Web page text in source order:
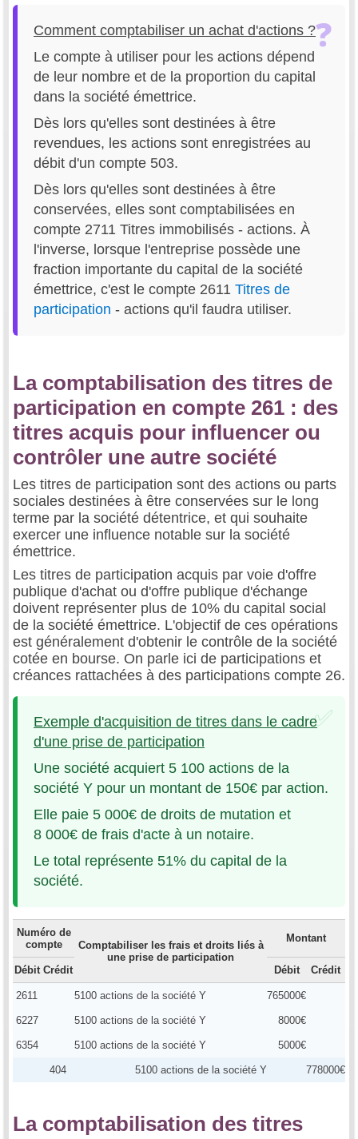
Comment comptabiliser un achat d'actions ?
Le compte à utiliser pour les actions dépend
de leur nombre et de la proportion du capital
dans la société émettrice.
Dès lors qu'elles sont destinées à être
revendues, les actions sont enregistrées au
débit d'un compte 503.
Dès lors qu'elles sont destinées à être
conservées, elles sont comptabilisées en
compte 2711 Titres immobilisés - actions. À
l'inverse, lorsque l'entreprise possède une
fraction importante du capital de la société
émettrice, c'est le compte 2611 Titres de
participation - actions qu'il faudra utiliser.
La comptabilisation des titres de
participation en compte 261 : des
titres acquis pour influencer ou
contrôler une autre société
Les titres de participation sont des actions ou parts
sociales destinées à être conservées sur le long
terme par la société détentrice, et qui souhaite
exercer une influence notable sur la société
émettrice.
Les titres de participation acquis par voie d'offre
publique d'achat ou d'offre publique d'échange
doivent représenter plus de 10% du capital social
de la société émettrice. L'objectif de ces opérations
est généralement d'obtenir le contrôle de la société
cotée en bourse. On parle ici de participations et
créances rattachées à des participations compte 26.
Exemple d'acquisition de titres dans le cadre
d'une prise de participation
Une société acquiert 5 100 actions de la
société Y pour un montant de 150€ par action.
Elle paie 5 000€ de droits de mutation et
8 000€ de frais d'acte à un notaire.
Le total représente 51% du capital de la
société.
Numéro de
compte
Comptabiliser les frais et droits liés à
une prise de participation
Montant
Débit Crédit Débit Crédit
2611 5100 actions de la société Y 765000€
6227 5100 actions de la société Y 8000€
6354 5100 actions de la société Y 5000€
404 5100 actions de la société Y 778000€
La comptabilisation des titres